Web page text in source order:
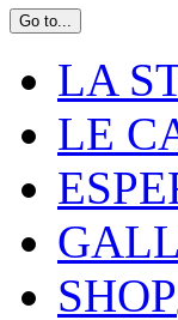
Go to...
LA
LE
SHOP